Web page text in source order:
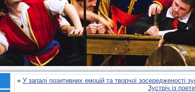
« У запалі позитивних емоцій та творчої зосередженості
Зустріч із